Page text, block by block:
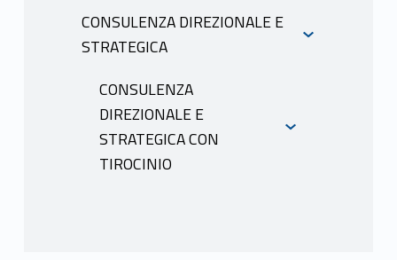
INFORMAZIONI
CONSULENZA DIREZIONALE E
STRATEGICA
INFORMAZIONI
CARBONE PAOLO
CONSULENZA
DIREZIONALE E
STRATEGICA CON
TIROCINIO